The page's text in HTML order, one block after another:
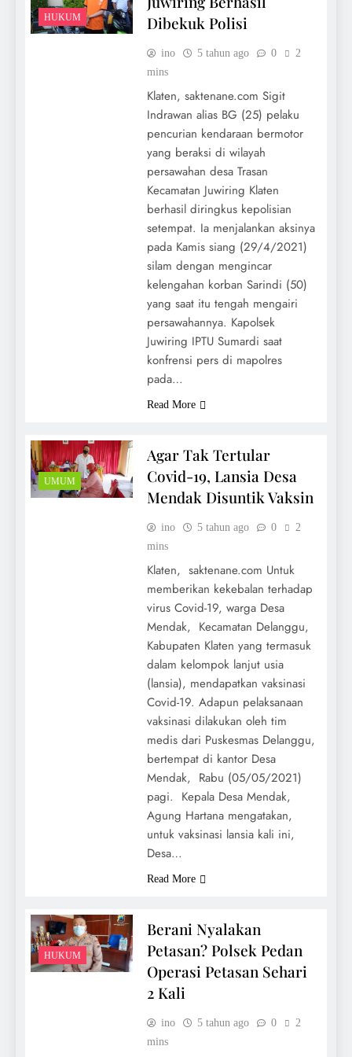
HUKUM
Dibekuk Polisi
ino 5 tahun ago 0
2
mins
Klaten, saktenane.com Sigit
Indrawan alias BG (25) pelaku
pencurian kendaraan bermotor
yang beraksi di wilayah
persawahan desa Trasan
Kecamatan Juwiring Klaten
berhasil diringkus kepolisian
setempat. Ia menjalankan aksinya
pada Kamis siang (29/4/2021)
silam dengan mengincar
kelengahan korban Sarindi (50)
yang saat itu tengah mengairi
persawahannya. Kapolsek
Juwiring IPTU Sumardi saat
konfrensi pers di mapolres
pada…
Read More
UMUM
Agar Tak Tertular
Covid-19, Lansia Desa
Mendak Disuntik Vaksin
ino 5 tahun ago 0
2
mins
Klaten, saktenane.com Untuk
memberikan kekebalan terhadap
virus Covid-19, warga Desa
Mendak, Kecamatan Delanggu,
Kabupaten Klaten yang termasuk
dalam kelompok lanjut usia
(lansia), mendapatkan vaksinasi
Covid-19. Adapun pelaksanaan
vaksinasi dilakukan oleh tim
medis dari Puskesmas Delanggu,
bertempat di kantor Desa
Mendak, Rabu (05/05/2021)
pagi. Kepala Desa Mendak,
Agung Hartana mengatakan,
untuk vaksinasi lansia kali ini,
Desa…
Read More
HUKUM
Berani Nyalakan
Petasan? Polsek Pedan
Operasi Petasan Sehari
2 Kali
ino 5 tahun ago 0
2
mins